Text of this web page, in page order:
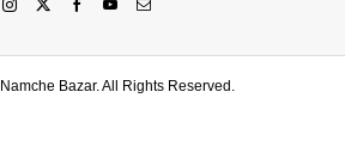
Namche Bazar. All Rights Reserved.